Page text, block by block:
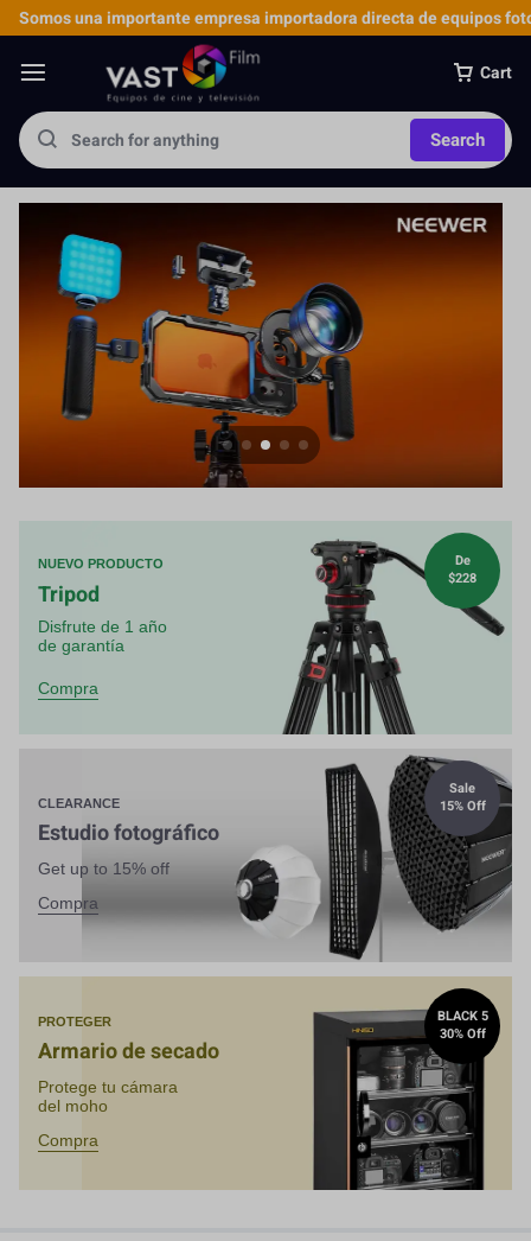
Somos una importante empresa importadora directa de equipos
Cart
Search
Jaula para Cámara
Más
NUEVO PRODUCTO
Tripod
Disfrute de 1 año
de garantía
Compra
De
$228
CLEARANCE
Estudio fotográfico
Get up to 15% off
Compra
Sale
15% Off
PROTEGER
Armario de secado
Protege tu cámara
del moho
Compra
BLACK 5
30% Off